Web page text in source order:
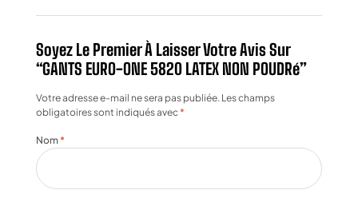
Soyez Le Premier À Laisser Votre Avis Sur
“GANTS EURO-ONE 5820 LATEX NON POUDRé”
Votre adresse e-mail ne sera pas publiée. Les champs
obligatoires sont indiqués avec*
Nom *